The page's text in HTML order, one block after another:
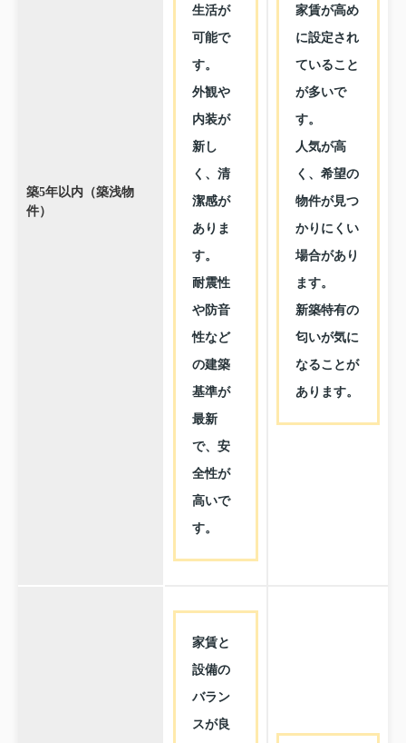
築5年以内（築浅物
件）
生活が
可能で
す。
外観や
内装が
新し
く、清
潔感が
ありま
す。
耐震性
や防音
性など
の建築
基準が
最新
で、安
全性が
高いで
す。
家賃が高め
に設定され
ていること
が多いで
す。
人気が高
く、希望の
物件が見つ
かりにくい
場合があり
ます。
新築特有の
匂いが気に
なることが
あります。
家賃と
設備の
バラン
スが良